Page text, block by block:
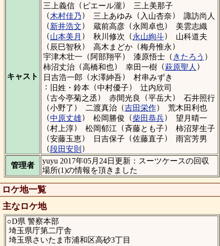
キャスト
三上義信（ ピエール瀧）
三上美那子
（木村佳乃） 三上あゆみ （ 入山杏奈）
諏訪尚人
（新井浩文） 蔵前高彦（永岡卓也）
美雲志織
（山本美月 ） 秋川修次 （永山絢斗）
山科道夫
（ 辰巳智秋） 高木まどか（梅舟惟永 ）
宇津木壮一 （ 阿部翔平） 漆原悟士（ きたろう ）
柿沼丈治（高橋和也） 幸田一樹（萩原聖人 ）
日吉浩一郎 （水澤紳吾）
村串みずき
：
旧姓・鈴本 （中村優子）
辻内欣司
（古今亭菊之丞） 赤間光良 （平岳大）
石井照行
（小野了 ） 二渡真治（吉田栄作）
荒木田利也
（中原丈雄） 松岡勝俊 （柴田恭兵）
望月晴一
（村上淳） 松岡郁江 （斉藤とも子）
柿沼芽生子
（安藤玉恵） 日吉保子 （佐藤直子）
雨宮芳男
（段田安則 ）
管理者
yuyu 2017年05月24日更新：スーツケースの回収
場所(1)の情報を頂きました
ロケ地一覧
主なロケ地
○D県 警察本部
埼玉県庁第二庁舎
埼玉県さいたま市浦和区高砂3丁目